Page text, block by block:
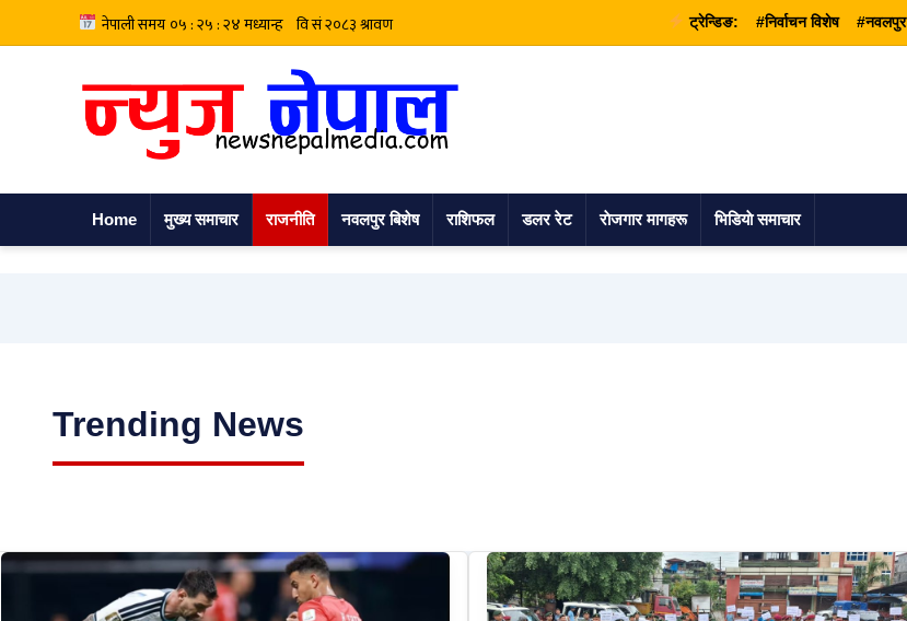
ट्रेन्डिङ: #निर्वाचन विशेष #नवलपुर
Home मुख्य समाचार राजनीति नवलपुर बिशेष राशिफल डलर रेट राेजगार मागहरू भिडियाे समाचार
Trending News